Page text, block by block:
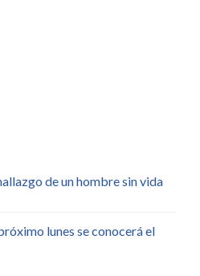
de un hombre sin vida
lunes se conocerá el